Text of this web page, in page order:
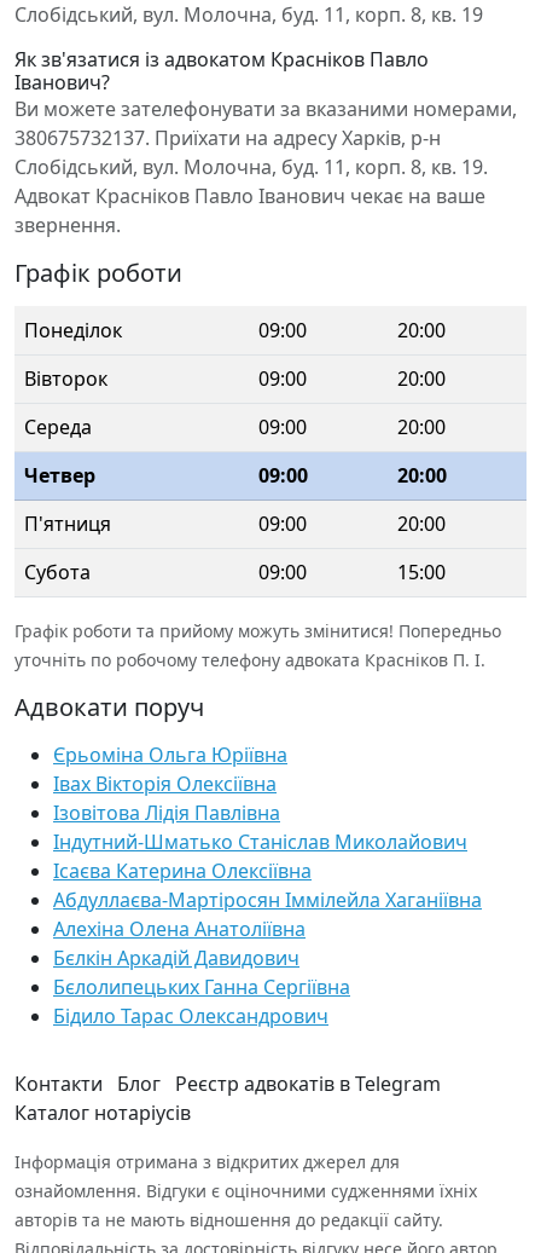
Слобідський, вул. Молочна, буд. 11, корп. 8, кв. 19
Як зв'язатися із адвокатом Красніков Павло
Іванович?
Ви можете зателефонувати за вказаними номерами,
380675732137. Приїхати на адресу Харків, р-н
Слобідський, вул. Молочна, буд. 11, корп. 8, кв. 19.
Адвокат Красніков Павло Іванович чекає на ваше
звернення.
Графік роботи
Понеділок 09:00
20:00
Вівторок
09:00
20:00
Середа
09:00
20:00
Четвер
09:00
20:00
П'ятниця
09:00
20:00
Субота
09:00 15:00
Графік роботи та прийому можуть змінитися! Попередньо
уточніть по робочому телефону адвоката Красніков П. І.
Адвокати поруч
Єрьоміна Ольга Юріївна
Івах Вікторія Олексіївна
Ізовітова Лідія Павлівна
Індутний-Шматько Станіслав Миколайович
Ісаєва Катерина Олексіївна
Абдуллаєва-Мартіросян Іммілейла Хаганіївна
Алехіна Олена Анатоліївна
Бєлкін Аркадій Давидович
Бєлолипецьких Ганна Сергіївна
Бідило Тарас Олександрович
Контакти Блог Реєстр адвокатів в Telegram
Каталог нотаріусів
Інформація отримана з відкритих джерел для
ознайомлення. Відгуки є оціночними судженнями їхніх
авторів та не мають відношення до редакції сайту.